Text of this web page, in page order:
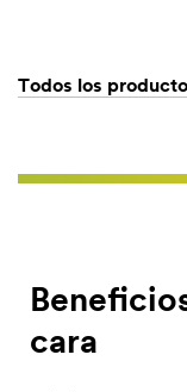
Todos los
cara